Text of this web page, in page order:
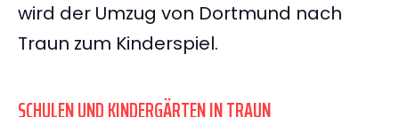
wird der Umzug von Dortmund nach
Traun zum Kinderspiel.